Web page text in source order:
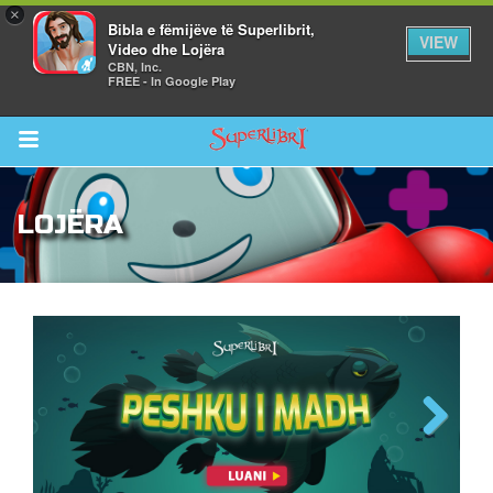
×
Bibla e fëmijëve të Superlibrit,
Video dhe Lojëra
CBN, Inc.
FREE - In Google Play
VIEW
Return to Content
LOJËRA
Previous Next
Peshku i Madh